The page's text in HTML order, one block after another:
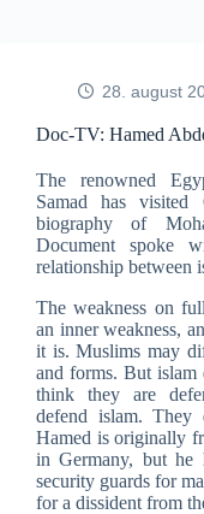
28. august
Doc-TV: Hamed
The renowned
Samad has visited
biography of
Document spoke
relationship between
The weakness on
an inner weakness,
it is. Muslims may
and forms. But islam
think they are
defend islam. They
Hamed is originally
in Germany, but he
security guards for
for a dissident from